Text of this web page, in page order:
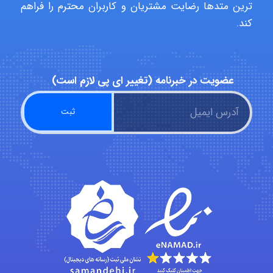
Hagar
monakh
Arshiaaihsra
ABOALFZAL ZAREI
ترین متدها رضایت مشتریان و کاربران محترم را فراهم
کند.
عضویت در خبرنامه (تغییر ای پی لازم است)